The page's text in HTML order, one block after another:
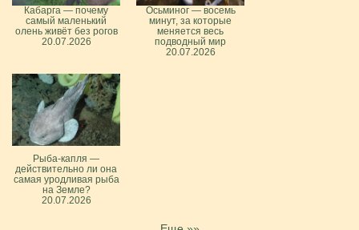
Кабарга — почему
самый маленький
олень живёт без рогов
20.07.2026
Осьминог — восемь
минут, за которые
меняется весь
подводный мир
20.07.2026
Рыба-капля —
действительно ли она
самая уродливая рыба
на Земле?
20.07.2026